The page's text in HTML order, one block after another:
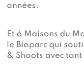
années.
Et à Maisons du
le Bioparc qui
& Shoots avec tant